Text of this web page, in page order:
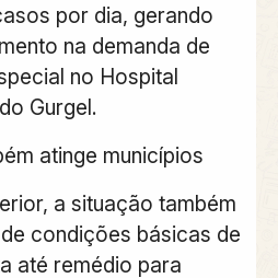
por dia, gerando
na demanda de
no Hospital
Gurgel.
atinge municípios
a situação também
condições básicas de
até remédio para